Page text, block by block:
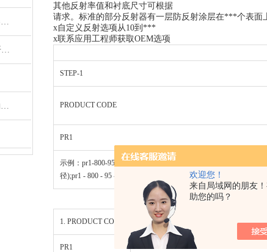
欢迎您！
来自局域网的朋友
助您的吗？
波长灵活调控：可调谐激光器在WDM系统中的应用解析
eospace铌酸锂超高速光开关开启通信新时代
飞秒激光器是探索超快世界的利器
其他反射率值和衬底尺寸可根据
请求。标准的部分反射器有一层防反射涂层在***个表面
x自定义反射选项从10到***
x联系应用工程师获取OEM选项
STEP-1
PRODUCT CODE
PR1
示例：pr1-800-95-0525（平）；pr1 - 800 - 95 - 0525 - 0.10 - cc(半
径);pr1 - 800 - 95 -如果- 0525紫外(楔)
1. PRODUCT CODE
PR1